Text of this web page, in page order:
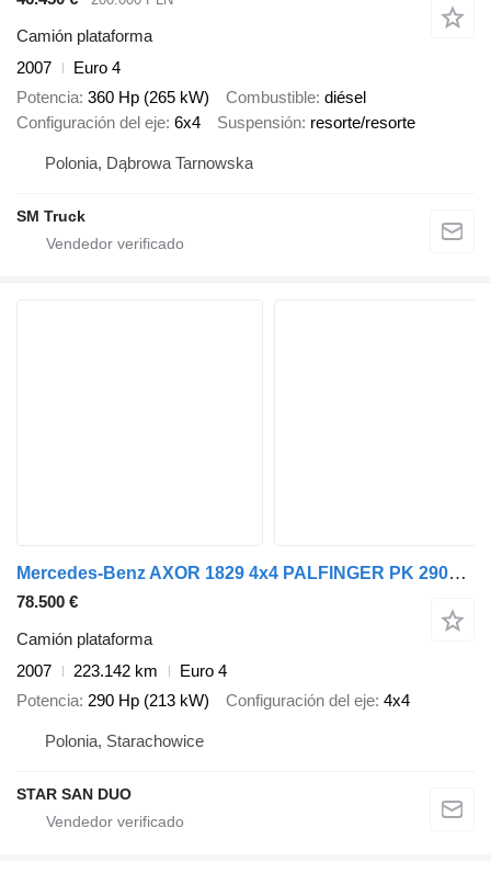
Camión plataforma
2007
Euro 4
Potencia 360 Hp (265 kW) Combustible diésel
Configuración del eje 6x4 Suspensión resorte/resorte
Polonia, Dąbrowa Tarnowska
SM Truck
Mercedes-Benz AXOR 1829 4x4 PALFINGER PK 29002 Crane Winch Kra
78.500 €
Camión plataforma
2007
223.142 km
Euro 4
Potencia 290 Hp (213 kW) Configuración del eje 4x4
Polonia, Starachowice
STAR SAN DUO